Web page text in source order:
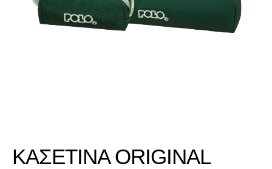
ΚΑΣΕΤΙΝΑ ORIGINAL